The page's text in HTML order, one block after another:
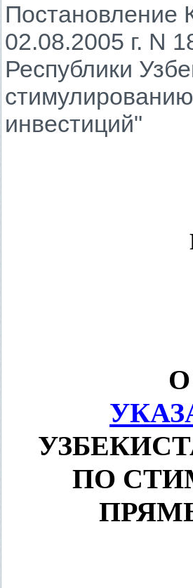
Постановление
02.08.2005 г. N
Республики
инвестиций"
ПО